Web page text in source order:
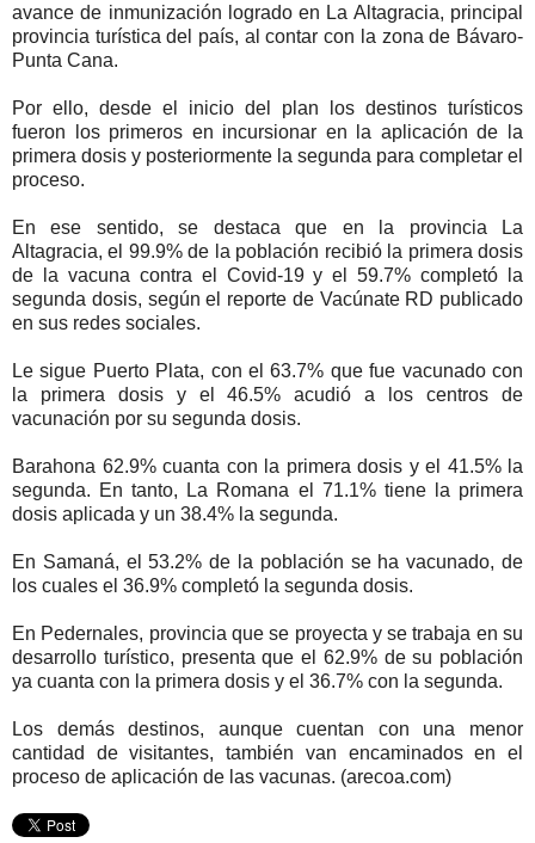
avance de inmunización logrado en La Altagracia, principal
provincia turística del país, al contar con la zona de Bávaro-
Punta Cana.
Por ello, desde el inicio del plan los destinos turísticos
fueron los primeros en incursionar en la aplicación de la
primera dosis y posteriormente la segunda para completar el
proceso.
En ese sentido, se destaca que en la provincia La
Altagracia, el 99.9% de la población recibió la primera dosis
de la vacuna contra el Covid-19 y el 59.7% completó la
segunda dosis, según el reporte de Vacúnate RD publicado
en sus redes sociales.
Le sigue Puerto Plata, con el 63.7% que fue vacunado con
la primera dosis y el 46.5% acudió a los centros de
vacunación por su segunda dosis.
Barahona 62.9% cuanta con la primera dosis y el 41.5% la
segunda. En tanto, La Romana el 71.1% tiene la primera
dosis aplicada y un 38.4% la segunda.
En Samaná, el 53.2% de la población se ha vacunado, de
los cuales el 36.9% completó la segunda dosis.
En Pedernales, provincia que se proyecta y se trabaja en su
desarrollo turístico, presenta que el 62.9% de su población
ya cuanta con la primera dosis y el 36.7% con la segunda.
Los demás destinos, aunque cuentan con una menor
cantidad de visitantes, también van encaminados en el
proceso de aplicación de las vacunas. (arecoa.com)